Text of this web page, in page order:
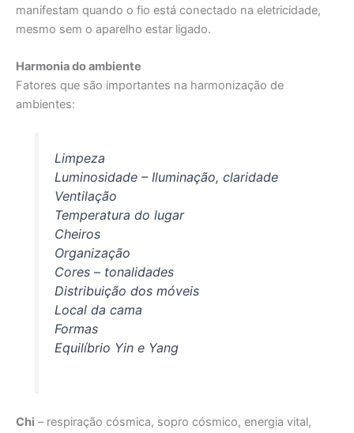
manifestam quando o fio está conectado na eletricidade,
mesmo sem o aparelho estar ligado.
Harmonia do ambiente
Fatores que são importantes na harmonização de
ambientes:
Limpeza
Luminosidade – Iluminação, claridade
Ventilação
Temperatura do lugar
Cheiros
Organização
Cores – tonalidades
Distribuição dos móveis
Local da cama
Formas
Equilíbrio Yin e Yang
Chi – respiração cósmica, sopro cósmico, energia vital,